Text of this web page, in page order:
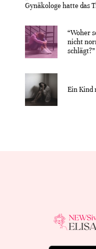
Gynäkologe hatte das
“Woher
nicht
schlägt?”
Ein Kind